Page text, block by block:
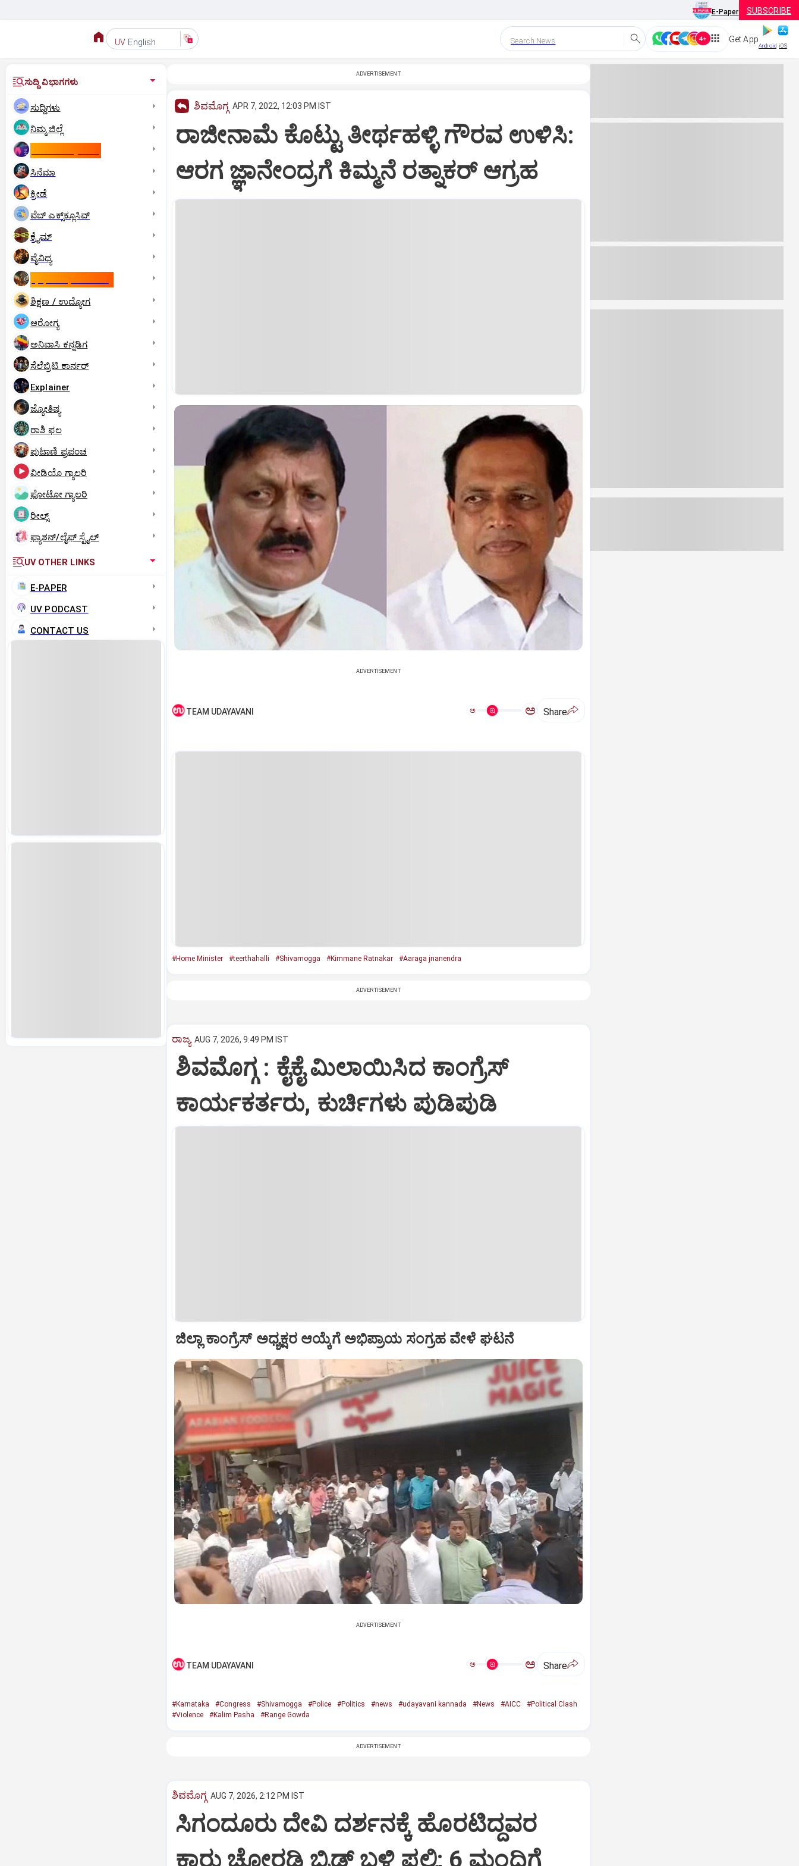
E-Paper SUBSCRIBE
UV English Search News Get App
Android iOS
ಸುದ್ದಿ ವಿಭಾಗಗಳು
ಸುದ್ದಿಗಳು
ನಿಮ್ಮ ಜಿಲ್ಲೆ
ಸಿನೆಮಾ
ಕ್ರೀಡೆ
ವೆಬ್ ಎಕ್ಸ್‌ಕ್ಲೂಸಿವ್
ಕ್ರೈಮ್
ವೈವಿಧ್ಯ
ಶಿಕ್ಷಣ / ಉದ್ಯೋಗ
ಆರೋಗ್ಯ
ಅನಿವಾಸಿ ಕನ್ನಡಿಗ
ಸೆಲೆಬ್ರಿಟಿ ಕಾರ್ನರ್‌
Explainer
ಜ್ಯೋತಿಷ್ಯ
ರಾಶಿ ಫಲ
ಪುಟಾಣಿ ಪ್ರಪಂಚ
ವೀಡಿಯೊ ಗ್ಯಾಲರಿ
ಫೋಟೋ ಗ್ಯಾಲರಿ
ರೀಲ್ಸ್
ಫ್ಯಾಶನ್/ಲೈಫ್‌ ಸ್ಟೈಲ್
UV OTHER LINKS
E-PAPER
UV PODCAST
CONTACT US
ADVERTISEMENT
ಶಿವಮೊಗ್ಗ APR 7, 2022, 12:03 PM IST
ರಾಜೀನಾಮೆ ಕೊಟ್ಟು ತೀರ್ಥಹಳ್ಳಿ ಗೌರವ ಉಳಿಸಿ:
ಆರಗ ಜ್ಞಾನೇಂದ್ರಗೆ ಕಿಮ್ಮನೆ ರತ್ನಾಕರ್ ಆಗ್ರಹ
ADVERTISEMENT
TEAM UDAYAVANI ಅ ಅ Share
#Home Minister #teerthahalli #Shivamogga #Kimmane Ratnakar #Aaraga jnanendra
ADVERTISEMENT
ರಾಜ್ಯ AUG 7, 2026, 9:49 PM IST
ಶಿವಮೊಗ್ಗ : ಕೈಕೈ ಮಿಲಾಯಿಸಿದ ಕಾಂಗ್ರೆಸ್
ಕಾರ್ಯಕರ್ತರು, ಕುರ್ಚಿಗಳು ಪುಡಿಪುಡಿ
ಜಿಲ್ಲಾ ಕಾಂಗ್ರೆಸ್ ಅಧ್ಯಕ್ಷರ ಆಯ್ಕೆಗೆ ಅಭಿಪ್ರಾಯ ಸಂಗ್ರಹ ವೇಳೆ ಘಟನೆ
ADVERTISEMENT
TEAM UDAYAVANI ಅ ಅ Share
#Karnataka #Congress #Shivamogga #Police #Politics #news #udayavani kannada #News #AICC
#Political Clash
#Violence
#Kalim Pasha #Range Gowda
ADVERTISEMENT
ಶಿವಮೊಗ್ಗ AUG 7, 2026, 2:12 PM IST
ಸಿಗಂದೂರು ದೇವಿ ದರ್ಶನಕ್ಕೆ ಹೊರಟಿದ್ದವರ
ಕಾರು ಚೋರಡಿ ಬ್ರಿಡ್ಜ್ ಬಳಿ ಪಲ್ಟಿ; 6 ಮಂದಿಗೆ